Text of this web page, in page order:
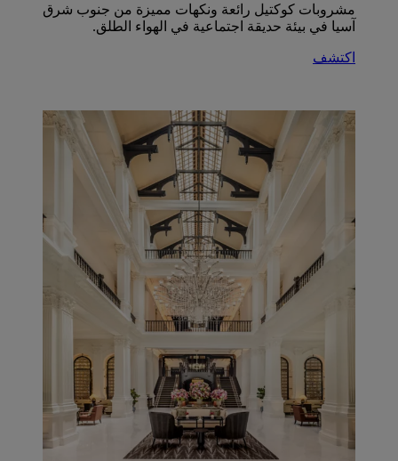
مشروبات كوكتيل رائعة ونكهات مميزة من جنوب شرق
آسيا في بيئة حديقة اجتماعية في الهواء الطلق.
اكتشف